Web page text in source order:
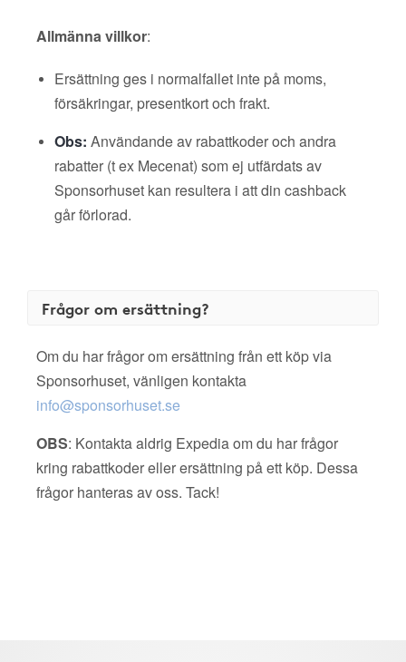
Allmänna villkor:
Ersättning ges i normalfallet inte på moms,
försäkringar, presentkort och frakt.
Obs: Användande av rabattkoder och andra
rabatter (t ex Mecenat) som ej utfärdats av
Sponsorhuset kan resultera i att din cashback
går förlorad.
Frågor om ersättning?
Om du har frågor om ersättning från ett köp via
Sponsorhuset, vänligen kontakta
info@sponsorhuset.se
OBS: Kontakta aldrig Expedia om du har frågor
kring rabattkoder eller ersättning på ett köp. Dessa
frågor hanteras av oss. Tack!